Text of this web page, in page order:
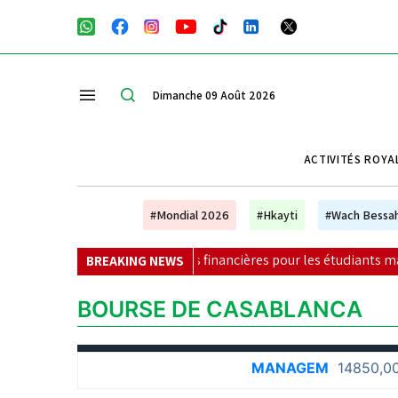
Dimanche 09 Août 2026
ACTIVITÉS
#Mondial 2026 #Hkayti #Wach
BREAKING NEWS
exigences financières pour les étudiants marocains |
BOURSE DE CASABLANCA
MANAGEM 14850,00 MAD